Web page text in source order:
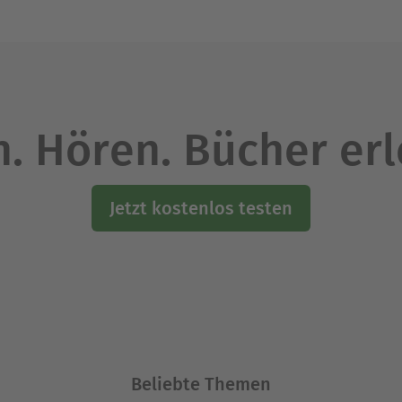
Hören. Bücher
Jetzt kostenlos testen
Beliebte Themen